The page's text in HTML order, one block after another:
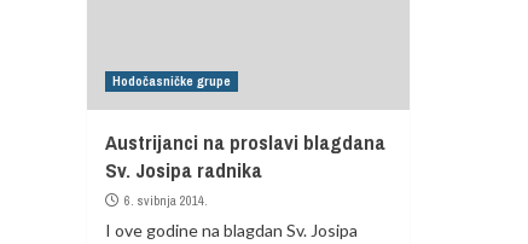
Hodočasničke grupe
Austrijanci na proslavi blagdana
Sv. Josipa radnika
6. svibnja 2014.
I ove godine na blagdan Sv. Josipa